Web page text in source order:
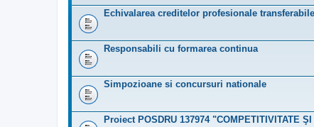
Echivalarea creditelor profesionale transferabile
Responsabili cu formarea continua
Simpozioane si concursuri nationale
Proiect POSDRU 137974 "COMPETITIVITATE